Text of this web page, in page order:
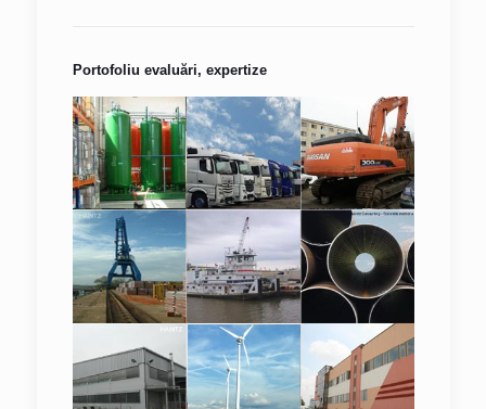
Portofoliu evaluări, expertize